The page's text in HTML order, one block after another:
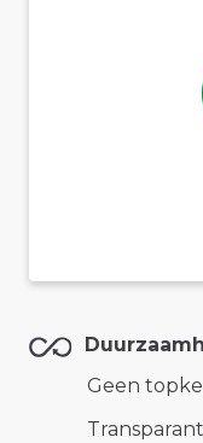
Geen